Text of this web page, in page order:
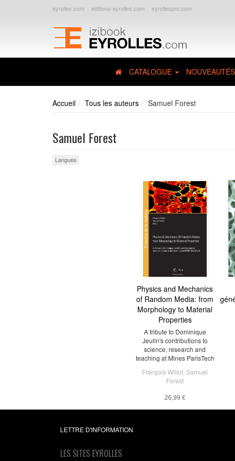
eyrolles.com editions-eyrolles.com eyrollespro.com
CATALOGUE NOUVEAUTÉS
Accueil Tous les auteurs Samuel Forest
Samuel Forest
Langues
Physics and Mechanics
of Random Media: from
Morphology to Material
Properties
A tribute to Dominique
Jeulin's contributions to
science, research and
teaching at Mines ParisTech
François Willot Samuel
Forest
26,99 €
LETTRE D'INFORMATION
LES SITES EYROLLES